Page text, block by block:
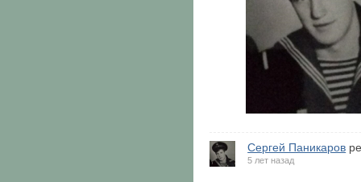
Сергей Паникаров
5 лет назад